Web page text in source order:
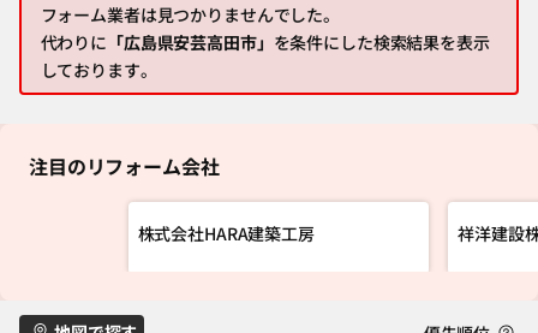
フォーム業者は見つかりませんでした。
代わりに 「広島県安芸高田市」 を条件にした検索結果を表示
しております。
注目のリフォーム会社
株式会社HARA建築工房 祥洋建設